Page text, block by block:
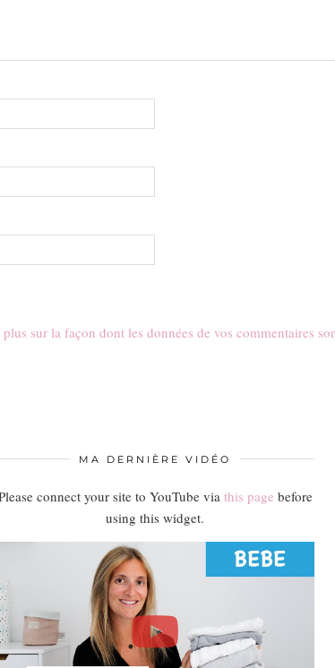
sur la façon dont les données de vos commentaires
MA DERNIÈRE VIDÉO
connect your site to YouTube via this page before
using this widget.